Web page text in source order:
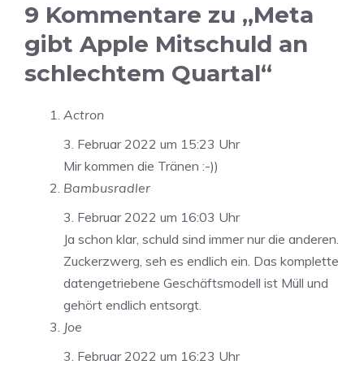
9 Kommentare zu „Meta
gibt Apple Mitschuld an
schlechtem Quartal“
Actron
3. Februar 2022 um 15:23 Uhr
Mir kommen die Tränen :-))
Bambusradler
3. Februar 2022 um 16:03 Uhr
Ja schon klar, schuld sind immer nur die anderen.
Zuckerzwerg, seh es endlich ein. Das komplette
datengetriebene Geschäftsmodell ist Müll und
gehört endlich entsorgt.
Joe
3. Februar 2022 um 16:23 Uhr